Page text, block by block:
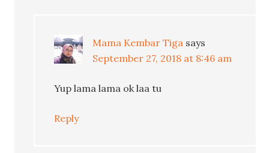
Mama Kembar Tiga says
September 27, 2018 at 8:46 am
Yup lama lama ok laa tu
Reply